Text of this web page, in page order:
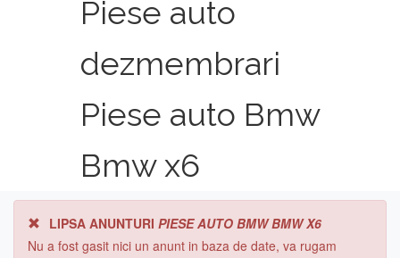
Piese auto
dezmembrari
Piese auto Bmw
Bmw x6
LIPSA ANUNTURI PIESE AUTO BMW BMW X6
Nu a fost gasit nici un anunt in baza de date, va rugam